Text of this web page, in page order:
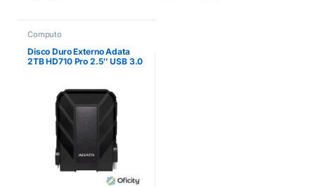
Computo
Disco Duro Externo Adata
2TB HD710 Pro 2.5″ USB 3.0